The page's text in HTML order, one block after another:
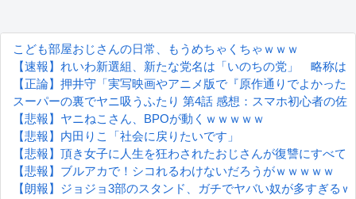
こども部屋おじさんの日常、もうめちゃくちゃｗｗｗ
【速報】れいわ新選組、新たな党名は「いのちの党」 略称は
【正論】押井守「実写映画やアニメ版で『原作通りでよかっ
スーパーの裏でヤニ吸うふたり 第4話 感想：スマホ初心者の
【悲報】ヤニねこさん、BPOが動くｗｗｗｗｗ
【悲報】内田りこ「社会に戻りたいです」
【悲報】頂き女子に人生を狂わされたおじさんが復讐にすべて
【悲報】ブルアカで！シコれるわけないだろうがｗｗｗｗｗ
【朗報】ジョジョ3部のスタンド、ガチでヤバい奴が多すぎるｗ